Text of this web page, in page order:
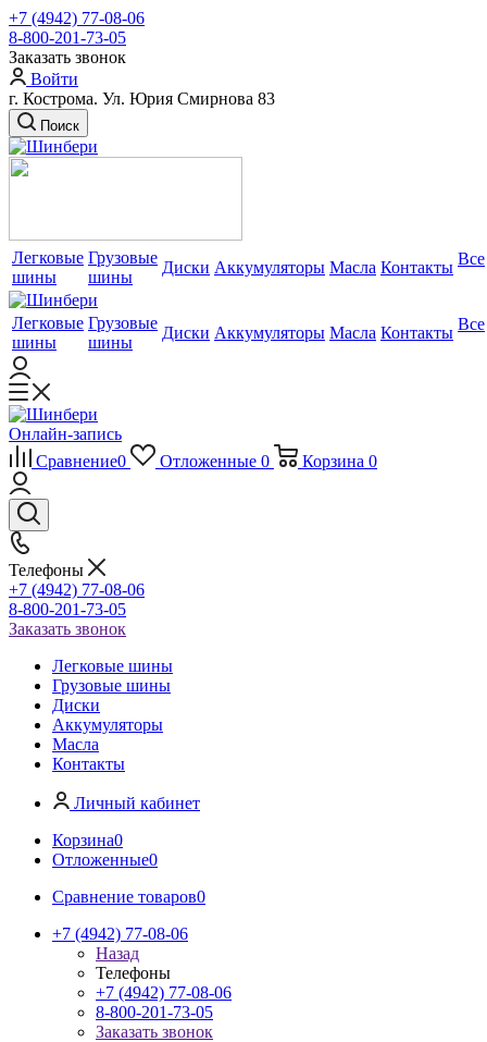
+7 (4942) 77-08-06
8-800-201-73-05
Заказать звонок
Войти
г. Кострома. Ул. Юрия Смирнова 83
Поиск
Легковые
шины
Грузовые
шины
Диски Аккумуляторы Масла Контакты Все
Легковые
шины
Грузовые
шины
Диски Аккумуляторы Масла Контакты Все
Онлайн-запись
Сравнение0 Отложенные 0 Корзина 0
Телефоны
+7 (4942) 77-08-06
8-800-201-73-05
Заказать звонок
Легковые шины
Грузовые шины
Диски
Аккумуляторы
Масла
Контакты
Личный кабинет
Корзина0
Отложенные0
Сравнение товаров0
+7 (4942) 77-08-06
Назад
Телефоны
+7 (4942) 77-08-06
8-800-201-73-05
Заказать звонок